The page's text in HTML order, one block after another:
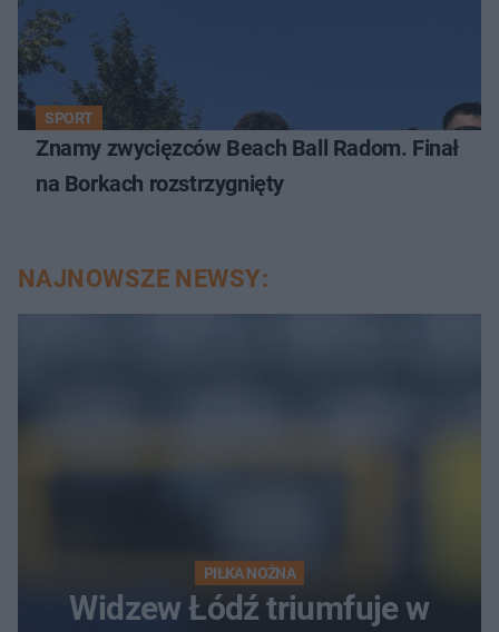
SPORT
Znamy zwycięzców Beach Ball Radom. Finał
na Borkach rozstrzygnięty
NAJNOWSZE NEWSY:
PIŁKA NOŻNA
Widzew Łódź triumfuje w